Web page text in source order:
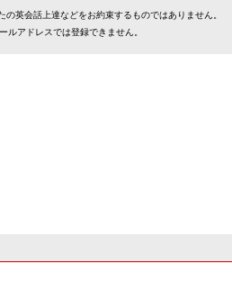
の英会話上達などをお約束するものではありません。
ルアドレスでは登録できません。